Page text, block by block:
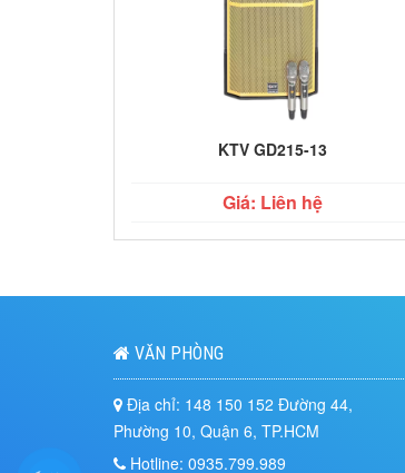
KTV GD215-13
Giá: Liên hệ
VĂN PHÒNG
Địa chỉ: 148 150 152 Đường 44,
Phường 10, Quận 6, TP.HCM
Hotline: 0935.799.989